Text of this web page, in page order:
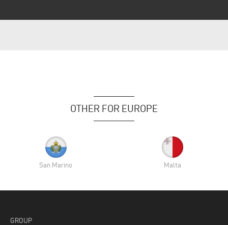
OTHER FOR EUROPE
San Marino Malta
GROUP